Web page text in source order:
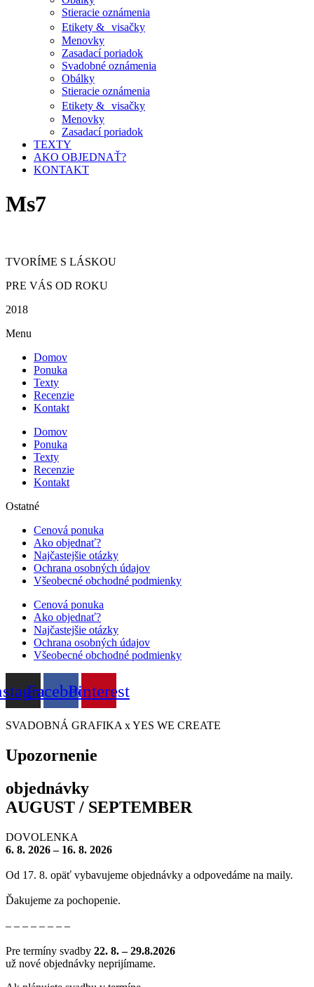
Stieracie oznámenia
Etikety & visačky
Menovky
Zasadací poriadok
Svadobné oznámenia
Obálky
Stieracie oznámenia
Etikety & visačky
Menovky
Zasadací poriadok
TEXTY
AKO OBJEDNAŤ?
KONTAKT
Ms7
TVORÍME S LÁSKOU
PRE VÁS OD ROKU
2018
Menu
Domov
Ponuka
Texty
Recenzie
Kontakt
Domov
Ponuka
Texty
Recenzie
Kontakt
Ostatné
Cenová ponuka
Ako objednať?
Najčastejšie otázky
Ochrana osobných údajov
Všeobecné obchodné podmienky
Cenová ponuka
Ako objednať?
Najčastejšie otázky
Ochrana osobných údajov
Všeobecné obchodné podmienky
FacebookPinterest
SVADOBNÁ GRAFIKA x YES WE CREATE
Upozornenie
objednávky
AUGUST / SEPTEMBER
DOVOLENKA
6. 8. 2026 – 16. 8. 2026
Od 17. 8. opäť vybavujeme objednávky a odpovedáme na maily.
Ďakujeme za pochopenie.
– – – – – – – –
Pre termíny svadby 22. 8. – 29.8.2026
už nové objednávky neprijímame.